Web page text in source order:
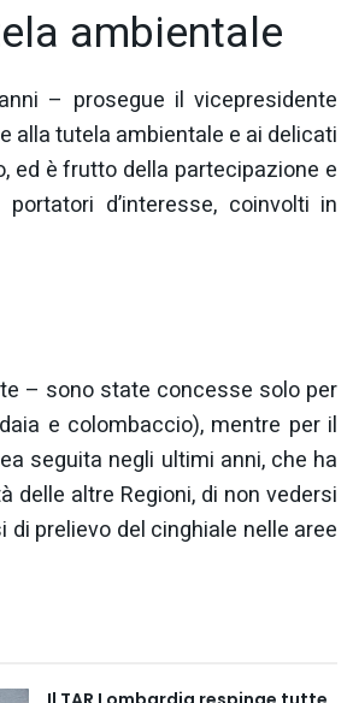
ambientale
– prosegue il vicepresidente
alla tutela ambientale e ai delicati
ed è frutto della partecipazione e
d’interesse, coinvolti in
– sono state concesse solo per
e colombaccio), mentre per il
seguita negli ultimi anni, che ha
delle altre Regioni, di non vedersi
prelievo del cinghiale nelle aree